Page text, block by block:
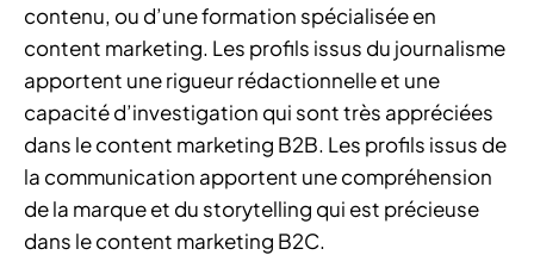
contenu, ou d’une formation spécialisée en
content marketing. Les profils issus du journalisme
apportent une rigueur rédactionnelle et une
capacité d’investigation qui sont très appréciées
dans le content marketing B2B. Les profils issus de
la communication apportent une compréhension
de la marque et du storytelling qui est précieuse
dans le content marketing B2C.